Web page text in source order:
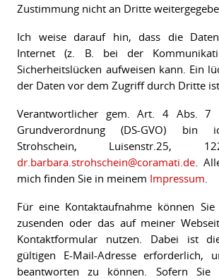
Zustimmung nicht an Dritte
Ich weise darauf hin, dass die
Internet (z. B. bei der
Sicherheitslücken aufweisen kann. Ein
der Daten vor dem Zugriff durch Dritte
Verantwortlicher gem. Art. 4 Abs. 7
Grundverordnung (DS-GVO) bin
Strohschein, Luisenstr.25,
dr.barbara.strohschein@coramati.de .
mich finden Sie in meinem Impressum
Für eine Kontaktaufnahme können
zusenden oder das auf meiner
Kontaktformular nutzen. Dabei ist
gültigen E-Mail-Adresse erforderlich,
beantworten zu können. Sofern Sie